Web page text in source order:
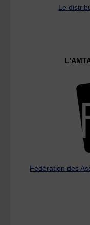
Le
Fédération des